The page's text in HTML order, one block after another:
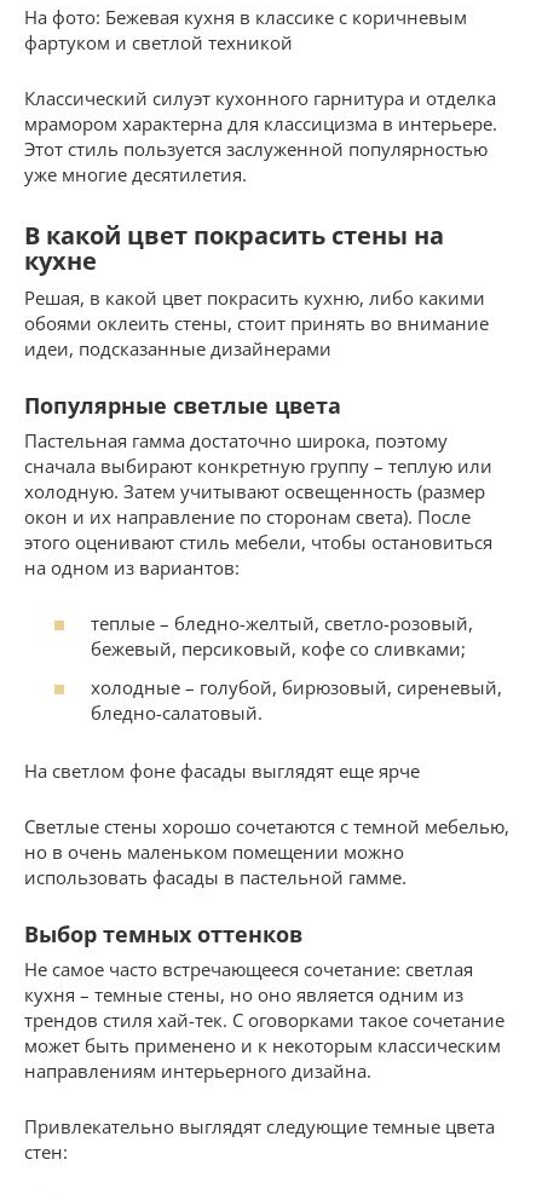
На фото: Бежевая кухня в классике с коричневым
фартуком и светлой техникой
Классический силуэт кухонного гарнитура и отделка
мрамором характерна для классицизма в интерьере.
Этот стиль пользуется заслуженной популярностью
уже многие десятилетия.
В какой цвет покрасить стены на
кухне
Решая, в какой цвет покрасить кухню, либо какими
обоями оклеить стены, стоит принять во внимание
идеи, подсказанные дизайнерами
Популярные светлые цвета
Пастельная гамма достаточно широка, поэтому
сначала выбирают конкретную группу – теплую или
холодную. Затем учитывают освещенность (размер
окон и их направление по сторонам света). После
этого оценивают стиль мебели, чтобы остановиться
на одном из вариантов:
теплые – бледно-желтый, светло-розовый,
бежевый, персиковый, кофе со сливками;
холодные – голубой, бирюзовый, сиреневый,
бледно-салатовый.
На светлом фоне фасады выглядят еще ярче
Светлые стены хорошо сочетаются с темной мебелью,
но в очень маленьком помещении можно
использовать фасады в пастельной гамме.
Выбор темных оттенков
Не самое часто встречающееся сочетание: светлая
кухня – темные стены, но оно является одним из
трендов стиля хай-тек. С оговорками такое сочетание
может быть применено и к некоторым классическим
направлениям интерьерного дизайна.
Привлекательно выглядят следующие темные цвета
стен: